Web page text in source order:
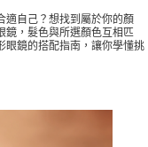
適自己？想找到屬於你的顏
鏡，髮色與所選顏色互相匹
眼鏡的搭配指南，讓你學懂挑